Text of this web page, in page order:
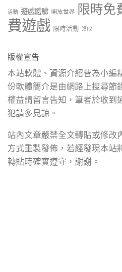
活動 遊戲體驗 開放世界 限時免
費遊戲 限時活動 領取
版權宣告
本站軟體、資源介紹皆為小編
份軟體簡介是由網路上搜尋節
權益請留言告知，筆者於收到
犯請多見諒。
站內文章嚴禁全文轉貼或修改
方式重製發佈，若經發現本站
轉貼時確實遵守，謝謝。